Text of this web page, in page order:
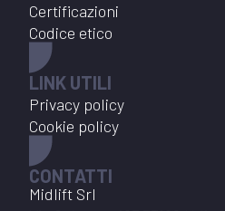
Certificazioni
Codice etico
LINK UTILI
Privacy policy
Cookie policy
CONTATTI
Midlift Srl